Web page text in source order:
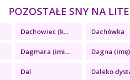
POZOSTAŁE SNY NA
Dachowiec (k... Dachówka
Dagmara (imi... Dagna (imę)
Dal Daleko